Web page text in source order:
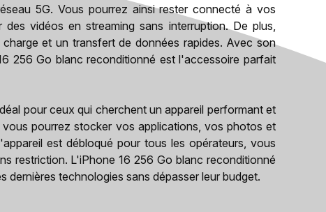
5G. Vous pourrez ainsi rester connecté à vos
vidéos en streaming sans interruption. De plus,
et un transfert de données rapides. Avec son
256 Go blanc reconditionné est l'accessoire parfait
pour ceux qui cherchent un appareil performant et
pourrez stocker vos applications, vos photos et
est débloqué pour tous les opérateurs, vous
restriction. L'iPhone 16 256 Go blanc reconditionné
technologies sans dépasser leur budget.